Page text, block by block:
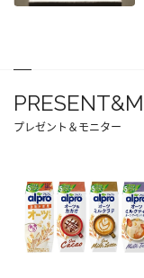
プレゼント＆モニター